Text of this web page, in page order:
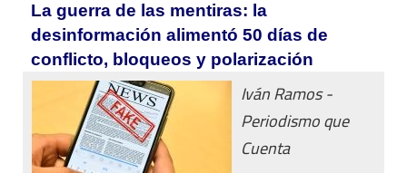
La guerra de las mentiras: la
desinformación alimentó 50 días de
conflicto, bloqueos y polarización
Iván Ramos -
Periodismo que
Cuenta